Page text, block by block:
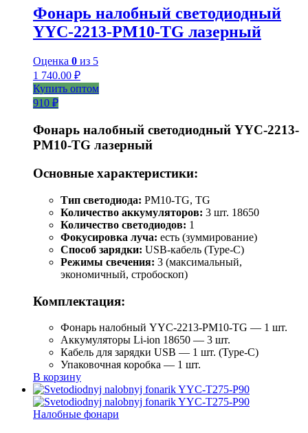
Фонарь налобный светодиодный
YYC-2213-PM10-TG лазерный
Оценка 0 из 5
1 740.00 ₽
Купить оптом
910 ₽
Фонарь налобный светодиодный YYC-2213-
PM10-TG лазерный
Основные характеристики:
Тип светодиода: PM10-TG, TG
Количество аккумуляторов: 3 шт. 18650
Количество светодиодов: 1
Фокусировка луча: есть (зуммирование)
Способ зарядки: USB-кабель (Type-C)
Режимы свечения: 3 (максимальный,
экономичный, стробоскоп)
Комплектация:
Фонарь налобный YYC-2213-PM10-TG — 1 шт.
Аккумуляторы Li-ion 18650 — 3 шт.
Кабель для зарядки USB — 1 шт. (Type-C)
Упаковочная коробка — 1 шт.
В корзину
Налобные фонари